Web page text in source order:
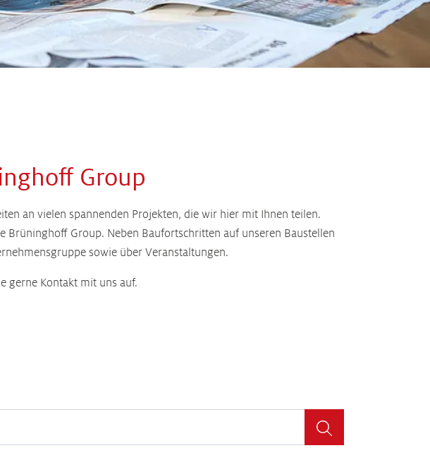
Group
an vielen spannenden Projekten, die wir hier mit Ihnen teilen.
Group. Neben Baufortschritten auf unseren Baustellen
sowie über Veranstaltungen.
gerne Kontakt mit uns auf.